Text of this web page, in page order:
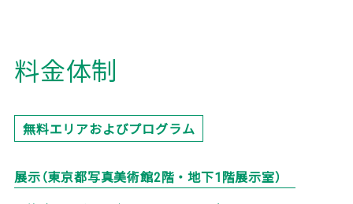
料金体制
無料エリアおよびプログラム
展示（東京都写真美術館2階・地下1階展示室）